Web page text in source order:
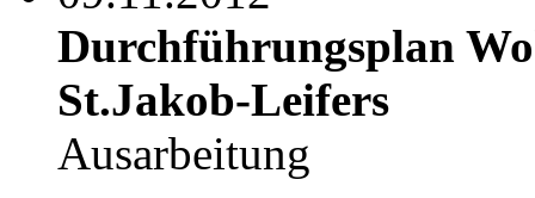
Durchführungsplan
St.Jakob-Leifers
Ausarbeitung